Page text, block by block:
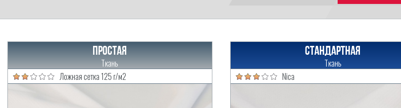
Простая
Ткань
Ложная сетка 125 г/м2
Стандартная
Ткань
Nica